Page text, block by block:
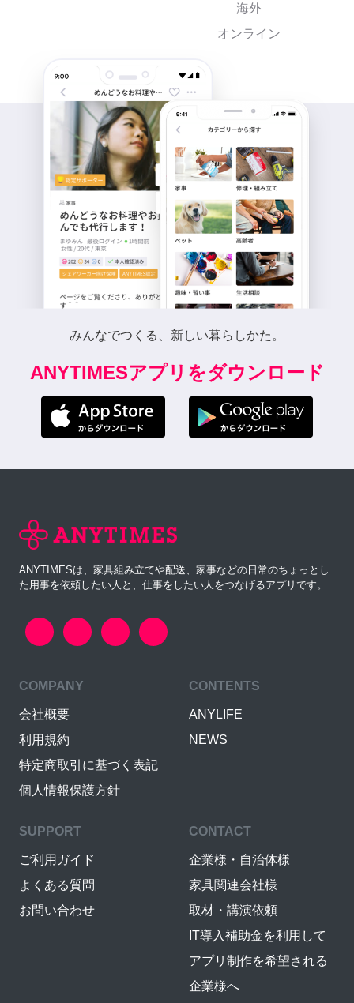
海外
オンライン
みんなでつくる、新しい暮らしかた。
ANYTIMESアプリをダウンロード
ANYTIMESは、家具組み立てや配送、家事などの日常のちょっとし
た用事を依頼したい人と、仕事をしたい人をつなげるアプリです。
COMPANY
会社概要
利用規約
特定商取引に基づく表記
個人情報保護方針
CONTENTS
ANYLIFE
NEWS
SUPPORT
ご利用ガイド
よくある質問
お問い合わせ
CONTACT
企業様・自治体様
家具関連会社様
取材・講演依頼
IT導入補助金を利用して
アプリ制作を希望される
企業様へ